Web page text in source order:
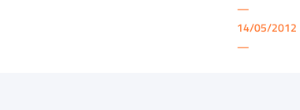
—
14/05/2012
—